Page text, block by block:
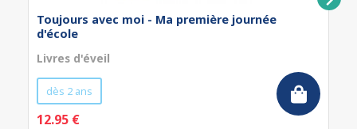
Toujours avec moi - Ma première journée
d'école
Livres d'éveil
dès 2 ans
12.95 €